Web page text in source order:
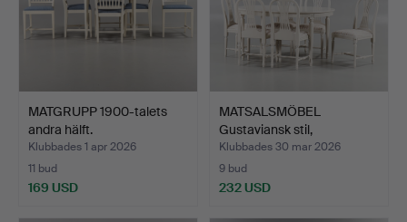
MATGRUPP 1900-talets
andra hälft.
Klubbades 1 apr 2026
11 bud
169 USD
MATSALSMÖBEL
Gustaviansk stil,
Möbelboning…
Klubbades 30 mar 2026
9 bud
232 USD